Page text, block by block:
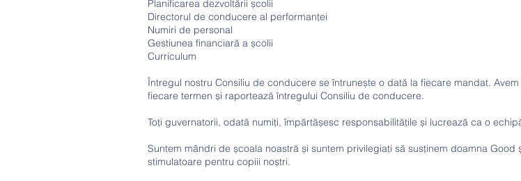
Planificarea dezvoltării școlii
Directorul de conducere al performanței
Numiri de personal
Gestiunea financiară a școlii
Curriculum
Întregul nostru Consiliu de conducere se întrunește o dată la fiecare mandat.
fiecare termen și raportează întregului Consiliu de conducere.
Toți guvernatorii, odată numiți, împărtășesc responsabilitățile și lucrează ca o
Suntem mândri de școala noastră și suntem privilegiați să susținem doamna
stimulatoare pentru copiii noștri.